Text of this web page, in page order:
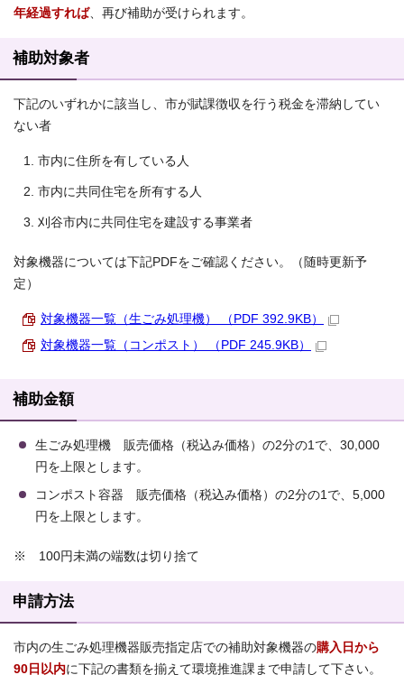
年経過すれば、再び補助が受けられます。
補助対象者
下記のいずれかに該当し、市が賦課徴収を行う税金を滞納してい
ない者
市内に住所を有している人
市内に共同住宅を所有する人
刈谷市内に共同住宅を建設する事業者
対象機器については下記PDFをご確認ください。（随時更新予
定）
対象機器一覧（生ごみ処理機） （PDF 392.9KB）
対象機器一覧（コンポスト） （PDF 245.9KB）
補助金額
生ごみ処理機 販売価格（税込み価格）の2分の1で、30,000
円を上限とします。
コンポスト容器 販売価格（税込み価格）の2分の1で、5,000
円を上限とします。
※ 100円未満の端数は切り捨て
申請方法
市内の生ごみ処理機器販売指定店での補助対象機器の購入日から
90日以内に下記の書類を揃えて環境推進課まで申請して下さい。